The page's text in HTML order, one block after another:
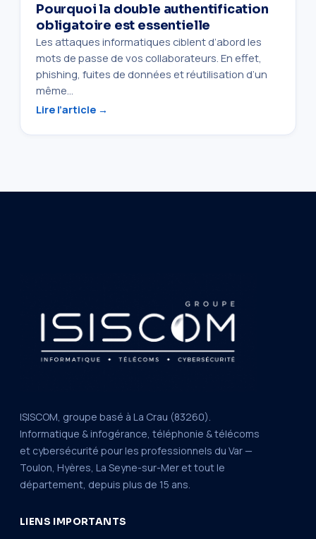
Pourquoi la double authentification
obligatoire est essentielle
Les attaques informatiques ciblent d’abord les
mots de passe de vos collaborateurs. En effet,
phishing, fuites de données et réutilisation d’un
même…
Lire l’article →
ISISCOM, groupe basé à La Crau (83260).
Informatique & infogérance, téléphonie & télécoms
et cybersécurité pour les professionnels du Var —
Toulon, Hyères, La Seyne-sur-Mer et tout le
département, depuis plus de 15 ans.
LIENS IMPORTANTS